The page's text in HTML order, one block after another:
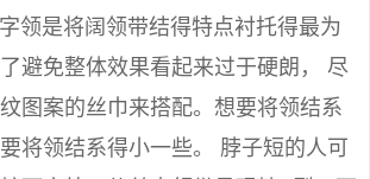
领是将阔领带结得特点衬托得最为
避免整体效果看起来过于硬朗， 尽
图案的丝巾来搭配。想要将领结系
将领结系得小一些。 脖子短的人可